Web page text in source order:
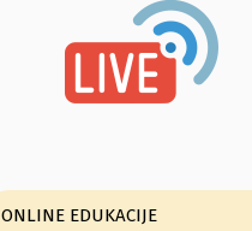
ONLINE EDUKACIJE